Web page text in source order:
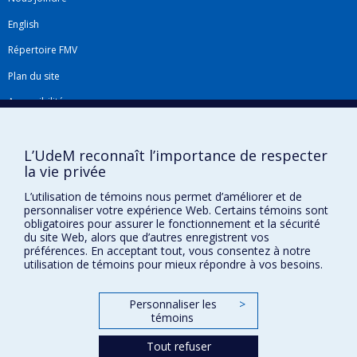
nématode autant que dans l'interaction avec
4. Examiner les mécanismes de sécrétion des
Mon programme de recherche compte avec de
partenaires vétérinaires des animaux de
compagnie et du bétail, ainsi que de collaboration
de recherche au niveau provincial, national et
international avec de différentes disciplines
comme la parasitologie vétérinaire, les méthodes
"multi-omics" et la génomique fonctionnelle.
English
Répertoire FMV
Plan du site
Accessibilité
Agenda FMV & calendrier académique
La Faculté de médecine vétérinaire de l'Université de Montréal détient
l'agrément complet de l'AVMA et est membre de l'AAVMC.
L’UdeM reconnaît l’importance de respecter
la vie privée
L’utilisation de témoins nous permet d’améliorer et de
personnaliser votre expérience Web. Certains témoins sont
obligatoires pour assurer le fonctionnement et la sécurité
du site Web, alors que d’autres enregistrent vos
préférences. En acceptant tout, vous consentez à notre
utilisation de témoins pour mieux répondre à vos besoins.
Personnaliser les
témoins
>
Tout refuser